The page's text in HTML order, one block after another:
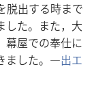
脱出​する​時​まで​
し​た。また，大
幕屋​で​の​奉仕​に​
まし​た。―出エ